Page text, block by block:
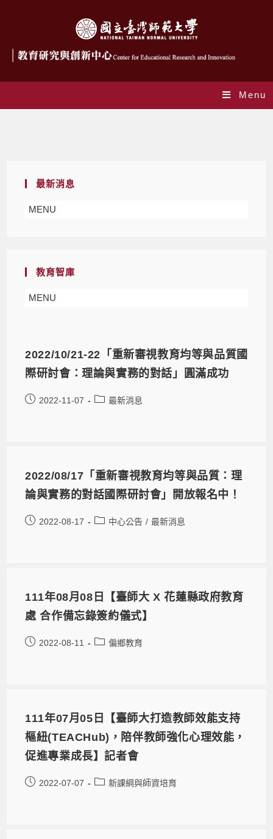
Menu
最新消息
MENU
教育智庫
MENU
2022/10/21-22「重新審視教育均等與品質國
際研討會：理論與實務的對話」圓滿成功
2022-11-07 最新消息
2022/08/17「重新審視教育均等與品質：理
論與實務的對話國際研討會」開放報名中！
2022-08-17 中心公告 / 最新消息
111年08月08日【臺師大 X 花蓮縣政府教育
處 合作備忘錄簽約儀式】
2022-08-11 偏鄉教育
111年07月05日【臺師大打造教師效能支持
樞紐(TEACHub)，陪伴教師強化心理效能，
促進專業成長】記者會
2022-07-07 新課綱與師資培育